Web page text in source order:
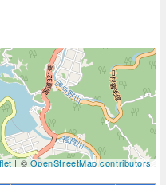
| ©OpenStreetMap contributors